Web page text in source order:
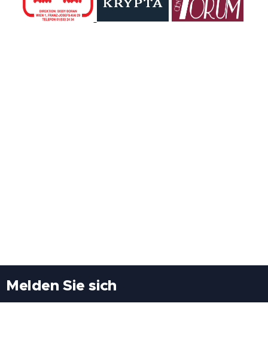
Melden Sie sich